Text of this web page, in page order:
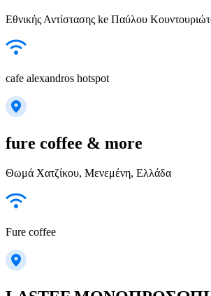
Εθνικής Αντίστασης ke Παύλου
cafe alexandros hotspot
fure coffee & more
Θωμά Χατζίκου, Μενεμένη, Ελλάδα
Fure coffee